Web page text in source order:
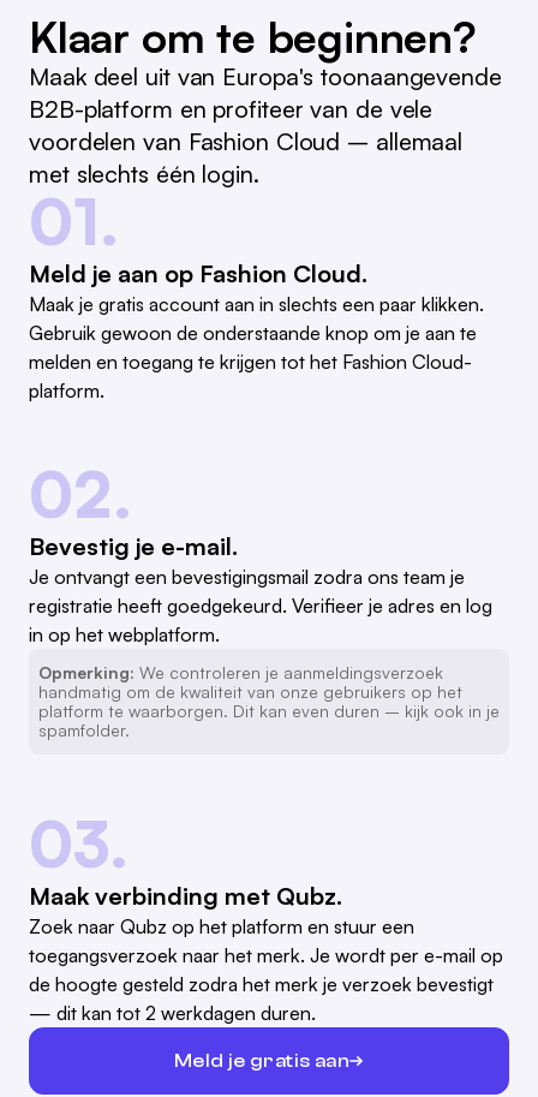
Klaar om te beginnen?
Maak deel uit van Europa's toonaangevende
B2B-platform en profiteer van de vele
voordelen van Fashion Cloud – allemaal
met slechts één login.
01.
Meld je aan op Fashion Cloud.
Maak je gratis account aan in slechts een paar klikken.
Gebruik gewoon de onderstaande knop om je aan te
melden en toegang te krijgen tot het Fashion Cloud-
platform.
02.
Bevestig je e-mail.
Je ontvangt een bevestigingsmail zodra ons team je
registratie heeft goedgekeurd. Verifieer je adres en log
in op het webplatform.
Opmerking: We controleren je aanmeldingsverzoek
handmatig om de kwaliteit van onze gebruikers op het
platform te waarborgen. Dit kan even duren – kijk ook in je
spamfolder.
03.
Maak verbinding met Qubz.
Zoek naar Qubz op het platform en stuur een
toegangsverzoek naar het merk. Je wordt per e-mail op
de hoogte gesteld zodra het merk je verzoek bevestigt
— dit kan tot 2 werkdagen duren.
Meld je gratis aan